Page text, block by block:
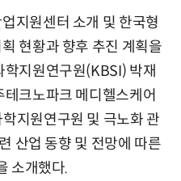
지원센터 소개 및 한국형
현황과 향후 추진 계획을
지원연구원(KBSI) 박재
크노파크 메디헬스케어
지원연구원 및 극노화 관
산업 동향 및 전망에 따른
소개했다.